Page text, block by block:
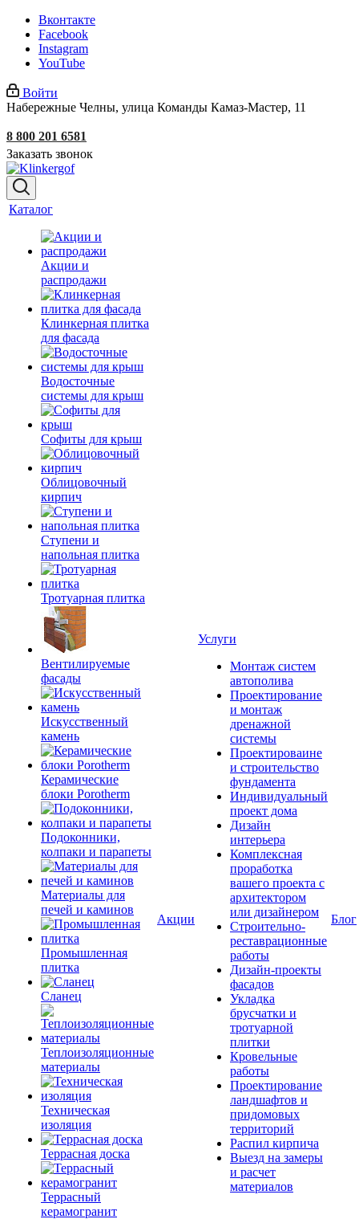
Вконтакте
Facebook
Instagram
YouTube
Войти
Набережные Челны, улица Команды Камаз-Мастер, 11
8 800 201 6581
Заказать звонок
Каталог
Акции и
распродажи
Клинкерная плитка
для фасада
Водосточные
системы для крыш
Софиты для крыш
Облицовочный
кирпич
Ступени и
напольная плитка
Тротуарная плитка
Вентилируемые
фасады
Искусственный
камень
Керамические
блоки Porotherm
Подоконники,
колпаки и парапеты
Материалы для
печей и каминов
Промышленная
плитка
Сланец
Теплоизоляционные
материалы
Техническая
изоляция
Террасная доска
Террасный
керамогранит
Акции
Услуги
Монтаж систем
автополива
Проектирование
и монтаж
дренажной
системы
Проектироваине
и строительство
фундамента
Индивидуальный
проект дома
Дизайн
интерьера
Комплексная
проработка
вашего проекта с
архитектором
или дизайнером
Строительно-
реставрационные
работы
Дизайн-проекты
фасадов
Укладка
брусчатки и
тротуарной
плитки
Кровельные
работы
Проектирование
ландшафтов и
придомовых
территорий
Распил кирпича
Выезд на замеры
и расчет
материалов
Блог